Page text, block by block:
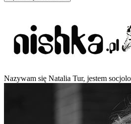
Nazywam się Natalia Tur, jestem